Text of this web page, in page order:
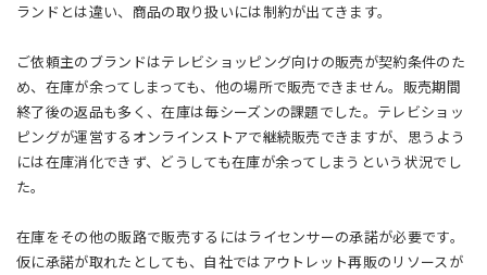
ランドとは違い、商品の取り扱いには制約が出てきます。
ご依頼主のブランドはテレビショッピング向けの販売が契約条件のた
め、在庫が余ってしまっても、他の場所で販売できません。販売期間
終了後の返品も多く、在庫は毎シーズンの課題でした。テレビショッ
ピングが運営するオンラインストアで継続販売できますが、思うよう
には在庫消化できず、どうしても在庫が余ってしまうという状況でし
た。
在庫をその他の販路で販売するにはライセンサーの承諾が必要です。
仮に承諾が取れたとしても、自社ではアウトレット再販のリソースが